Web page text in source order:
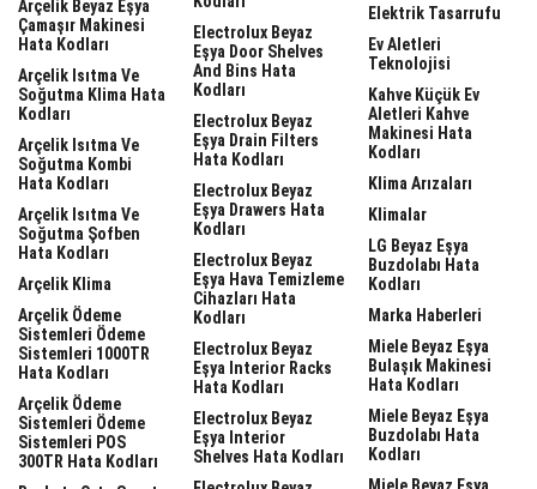
Arçelik Beyaz Eşya
Çamaşır Makinesi
Hata Kodları
Arçelik Isıtma Ve
Soğutma Klima Hata
Kodları
Arçelik Isıtma Ve
Soğutma Kombi
Hata Kodları
Arçelik Isıtma Ve
Soğutma Şofben
Hata Kodları
Arçelik Klima
Arçelik Ödeme
Sistemleri Ödeme
Sistemleri 1000TR
Hata Kodları
Arçelik Ödeme
Sistemleri Ödeme
Sistemleri POS
300TR Hata Kodları
Electrolux Beyaz
Eşya Door Shelves
And Bins Hata
Kodları
Electrolux Beyaz
Eşya Drain Filters
Hata Kodları
Electrolux Beyaz
Eşya Drawers Hata
Kodları
Electrolux Beyaz
Eşya Hava Temizleme
Cihazları Hata
Kodları
Electrolux Beyaz
Eşya Interior Racks
Hata Kodları
Electrolux Beyaz
Eşya Interior
Shelves Hata Kodları
Elektrik Tasarrufu
Ev Aletleri
Teknolojisi
Kahve Küçük Ev
Aletleri Kahve
Makinesi Hata
Kodları
Klima Arızaları
Klimalar
LG Beyaz Eşya
Buzdolabı Hata
Kodları
Marka Haberleri
Miele Beyaz Eşya
Bulaşık Makinesi
Hata Kodları
Miele Beyaz Eşya
Buzdolabı Hata
Kodları